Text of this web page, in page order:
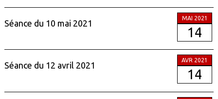
Séance du 10 mai 2021
MAI 2021
14
Séance du 12 avril 2021
AVR 2021
14